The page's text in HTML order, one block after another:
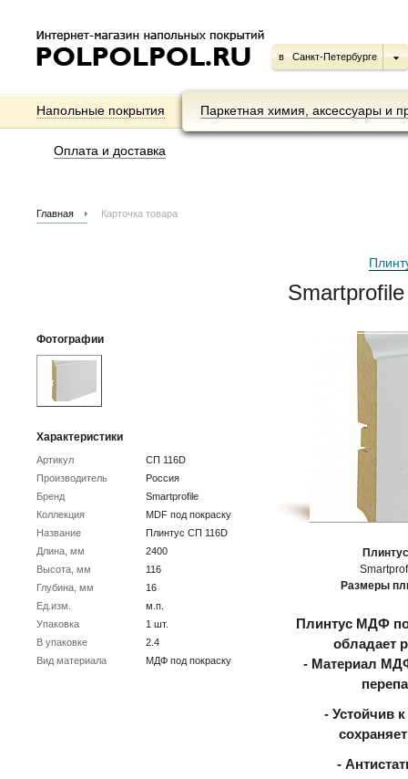
в Санкт-Петербурге
Напольные покрытия Паркетная химия, аксессуары и
Оплата и доставка
Главная Карточка товара
Фотографии
Характеристики
Артикул
СП 116D
Производитель
Россия
Бренд
Smartprofile
Коллекция
MDF под покраску
Название
Плинтус СП 116D
Длина, мм
2400
Высота, мм
116
Глубина, мм
16
Ед.изм.
м.п.
Упаковка
1 шт.
В упаковке
2.4
Вид материала
МДФ под покраску
Размеры
Плинтус МДФ
обладает
- Материал
- Устойчив
-